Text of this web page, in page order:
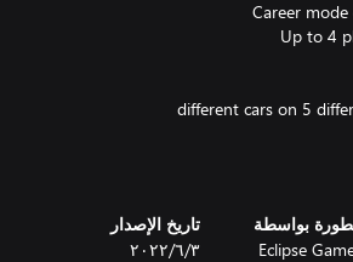
- Career mode where you can unlock a
بواسطة
Eclipse
تاريخ الإصدار
٣‏/٦‏/٢٠٢٢